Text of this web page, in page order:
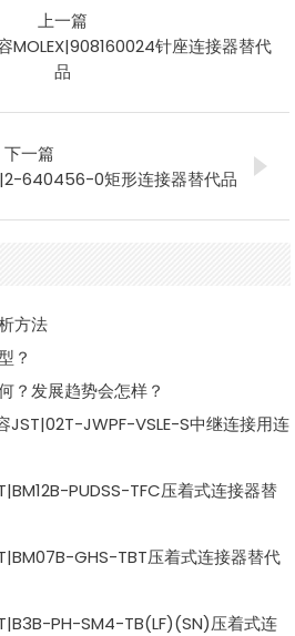
上一篇
MOLEX|908160024针座连接器替代
品
下一篇
640456-0矩形连接器替代品
方法
？
？发展趋势会怎样？
JST|02T-JWPF-VSLE-S中继连接用连
PUDSS-TFC压着式连接器替
GHS-TBT压着式连接器替代
PH-SM4-TB(LF)(SN)压着式连